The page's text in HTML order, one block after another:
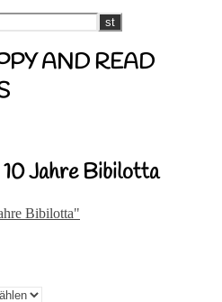
AND READ
Jahre Bibilotta